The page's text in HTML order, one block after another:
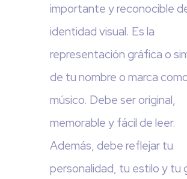
importante y reconocible
identidad visual. Es la
representación gráfica o
de tu nombre o marca
músico. Debe ser original,
memorable y fácil de leer.
Además, debe reflejar tu
personalidad, tu estilo y tu